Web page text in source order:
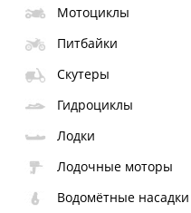
Мотоциклы
Питбайки
Скутеры
Гидроциклы
Лодки
Лодочные моторы
Водомётные насадки